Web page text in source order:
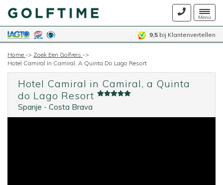
Menu
9,5 bij Klantenvertellen
Home -> Zoek Een Golfreis ->
Hotel Camiral In Camiral, A Quinta Do Lago Resort
Hotel Camiral in Camiral, a Quinta
do Lago Resort
Spanje - Costa Brava